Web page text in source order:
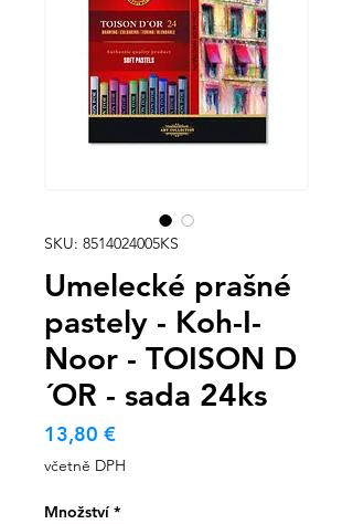
SKU: 8514024005KS
Umelecké prašné
pastely - Koh-I-
Noor - TOISON D
´OR - sada 24ks
13,80 €Cena
včetně DPH
Množství *